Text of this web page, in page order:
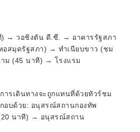
) → วอชิงตัน ดี.ซี. → อาคารรัฐสภา
อสมุดรัฐสภา) → ทำเนียบขาว (ชม
ม (45 นาที) → โรงแรม
รเดินทางจะถูกแทนที่ด้วยทัวร์ชม
อบด้วย: อนุสรณ์สถานกองทัพ
นาที) → อนุสรณ์สถาน